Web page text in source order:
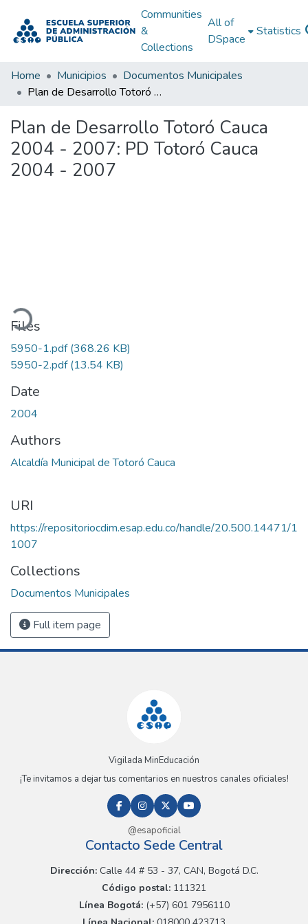
Communities
&
Collections
All of
DSpace
Statistics
Home Municipios
Documentos Municipales
Plan de Desarrollo Totoró Cauca 2004 - 2007: PD Totoró Cauca 2004 - 2007
Plan de Desarrollo Totoró Cauca
2004 - 2007: PD Totoró Cauca
2004 - 2007
Files
5950-1.pdf(368.26 KB)
5950-2.pdf(13.54 KB)
Date
2004
Authors
Alcaldía Municipal de Totoró Cauca
URI
https://repositoriocdim.esap.edu.co/handle/20.500.14471/1
1007
Collections
Documentos Municipales
Full item page
Vigilada MinEducación
¡Te invitamos a dejar tus comentarios en nuestros canales oficiales!
@esapoficial
Contacto Sede Central
Dirección:Calle 44 # 53 - 37, CAN, Bogotá D.C.
Código postal: 111321
Línea Bogotá:(+57) 601 7956110